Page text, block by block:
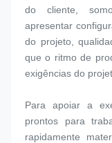
do cliente,
apresentar
do projeto,
que o ritmo de
exigências do
Para apoiar a
prontos para
rapidamente